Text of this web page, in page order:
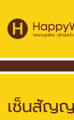
เซ็นสัญญ